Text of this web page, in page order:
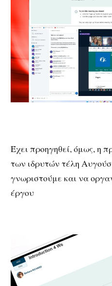
Έχει προηγηθεί, όμως, η
των ιδρυτών τέλη
γνωριστούμε και να
έργου